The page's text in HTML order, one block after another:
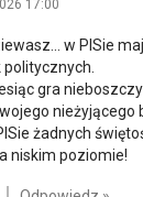
17:00
w PISie
gra
nieżyjącego
żadnych
niskim poziomie!